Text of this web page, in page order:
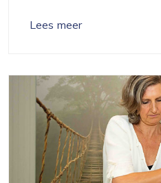
Lees meer